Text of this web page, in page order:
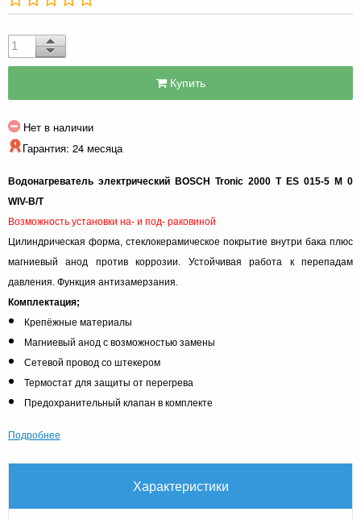
Купить
Нет в наличии
Гарантия: 24 месяца
Водонагреватель электрический BOSCH Tronic 2000 T ES 015-5 M 0
WIV-B/T
Возможность установки на- и под- раковиной
Цилиндрическая форма, стеклокерамическое покрытие внутри бака плюс
магниевый анод против коррозии. Устойчивая работа к перепадам
давления. Функция антизамерзания.
Комплектация;
Крепёжные материалы
Магниевый анод с возможностью замены
Сетевой провод со штекером
Термостат для защиты от перегрева
Предохранительный клапан в комплекте
Подробнее
Характеристики